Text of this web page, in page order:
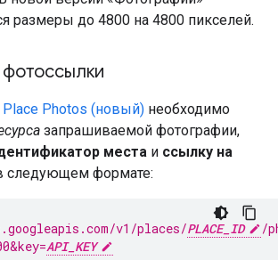
размеры до 4800 на 4800 пикселей.
Place Photos (новый) необходимо
запрашиваемой фотографии,
места и ссылку на
следующем формате:
v1/places/PLACE_ID
/
API_KEY